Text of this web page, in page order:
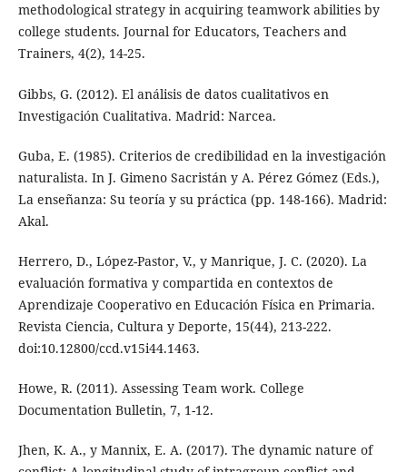
methodological strategy in acquiring teamwork abilities by
college students. Journal for Educators, Teachers and
Trainers, 4(2), 14-25.
Gibbs, G. (2012). El análisis de datos cualitativos en
Investigación Cualitativa. Madrid: Narcea.
Guba, E. (1985). Criterios de credibilidad en la investigación
naturalista. In J. Gimeno Sacristán y A. Pérez Gómez (Eds.),
La enseñanza: Su teoría y su práctica (pp. 148-166). Madrid:
Akal.
Herrero, D., López-Pastor, V., y Manrique, J. C. (2020). La
evaluación formativa y compartida en contextos de
Aprendizaje Cooperativo en Educación Física en Primaria.
Revista Ciencia, Cultura y Deporte, 15(44), 213-222.
doi:10.12800/ccd.v15i44.1463.
Howe, R. (2011). Assessing Team work. College
Documentation Bulletin, 7, 1-12.
Jhen, K. A., y Mannix, E. A. (2017). The dynamic nature of